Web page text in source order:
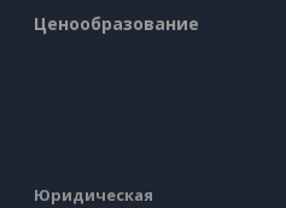
Ценообразование
Юридическая